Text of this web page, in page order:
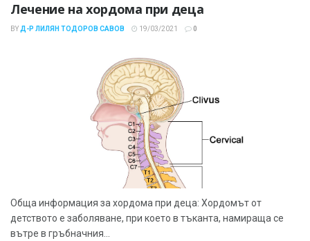
Лечение на хордома при деца
BY Д-Р ЛИЛЯН ТОДОРОВ САВОВ 19/03/2021 0
Обща информация за хордома при деца: Хордомът от
детството е заболяване, при което в тъканта, намираща се
вътре в гръбначния...